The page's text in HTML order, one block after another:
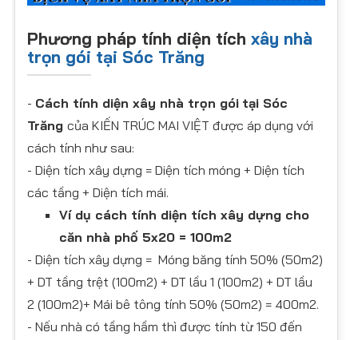
Phương pháp tính diện tích xây nhà
trọn gói tại Sóc Trăng
- Cách tính diện xây nhà trọn gói tại Sóc
Trăng của KIẾN TRÚC MAI VIỆT được áp dụng với
cách tính như sau:
- Diện tích xây dựng = Diện tích móng + Diện tích
các tầng + Diện tích mái.
Ví dụ cách tính diện tích xây dựng cho
căn nhà phố 5x20 = 100m2
- Diện tích xây dựng = Móng băng tính 50% (50m2)
+ DT tầng trệt (100m2) + DT lầu 1 (100m2) + DT lầu
2 (100m2)+ Mái bê tông tính 50% (50m2) = 400m2.
- Nếu nhà có tầng hầm thì được tính từ 150 đến